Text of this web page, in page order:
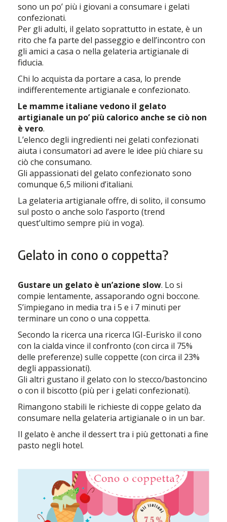
sono un po’ più i giovani a consumare i gelati
confezionati.
Per gli adulti, il gelato soprattutto in estate, è un
rito che fa parte del passeggio e dell’incontro con
gli amici a casa o nella gelateria artigianale di
fiducia.
Chi lo acquista da portare a casa, lo prende
indifferentemente artigianale e confezionato.
Le mamme italiane vedono il gelato
artigianale un po’ più calorico anche se ciò non
è vero.
L’elenco degli ingredienti nei gelati confezionati
aiuta i consumatori ad avere le idee più chiare su
ciò che consumano.
Gli appassionati del gelato confezionato sono
comunque 6,5 milioni d’italiani.
La gelateria artigianale offre, di solito, il consumo
sul posto o anche solo l’asporto (trend
quest’ultimo sempre più in voga).
Gelato in cono o coppetta?
Gustare un gelato è un’azione slow. Lo si
compie lentamente, assaporando ogni boccone.
S’impiegano in media tra i 5 e i 7 minuti per
terminare un cono o una coppetta.
Secondo la ricerca una ricerca IGI-Eurisko il cono
con la cialda vince il confronto (con circa il 75%
delle preferenze) sulle coppette (con circa il 23%
degli appassionati).
Gli altri gustano il gelato con lo stecco/bastoncino
o con il biscotto (più per i gelati confezionati).
Rimangono stabili le richieste di coppe gelato da
consumare nella gelateria artigianale o in un bar.
Il gelato è anche il dessert tra i più gettonati a fine
pasto negli hotel.